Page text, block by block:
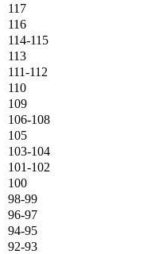
117
116
114-115
113
111-112
110
109
106-108
105
103-104
101-102
100
98-99
96-97
94-95
92-93